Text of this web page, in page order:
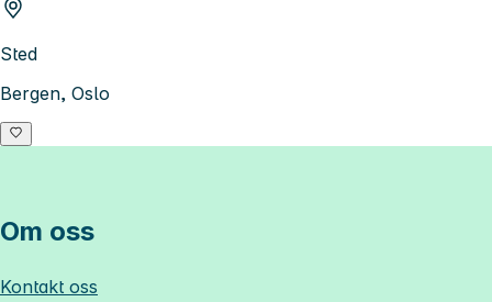
Sted
Bergen, Oslo
Om oss
Kontakt oss